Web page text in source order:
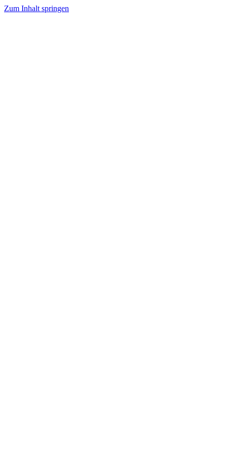
Zum Inhalt springen